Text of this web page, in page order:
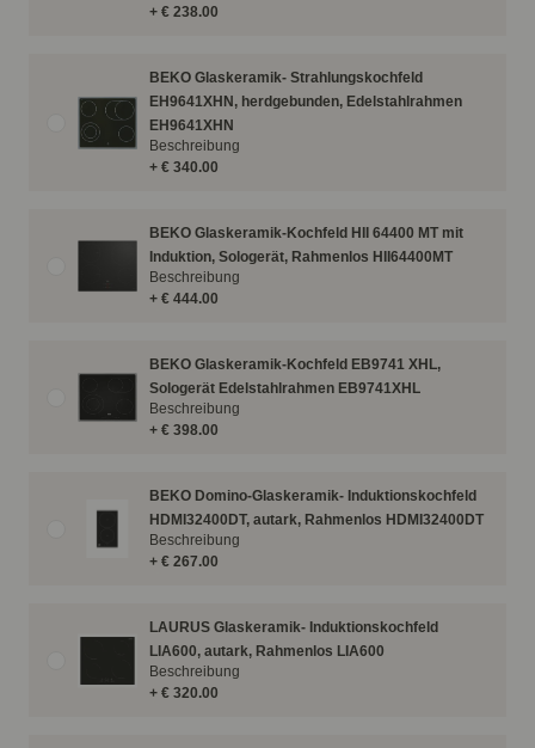
+ € 238.00
BEKO Glaskeramik- Strahlungskochfeld
EH9641XHN, herdgebunden, Edelstahlrahmen
EH9641XHN
+ € 340.00
Beschreibung
BEKO Glaskeramik-Kochfeld HII 64400 MT mit
Induktion, Sologerät, Rahmenlos HII64400MT
+ € 444.00
Beschreibung
BEKO Glaskeramik-Kochfeld EB9741 XHL,
Sologerät Edelstahlrahmen EB9741XHL
+ € 398.00
Beschreibung
BEKO Domino-Glaskeramik- Induktionskochfeld
HDMI32400DT, autark, Rahmenlos HDMI32400DT
+ € 267.00
Beschreibung
LAURUS Glaskeramik- Induktionskochfeld
LIA600, autark, Rahmenlos LIA600
+ € 320.00
Beschreibung